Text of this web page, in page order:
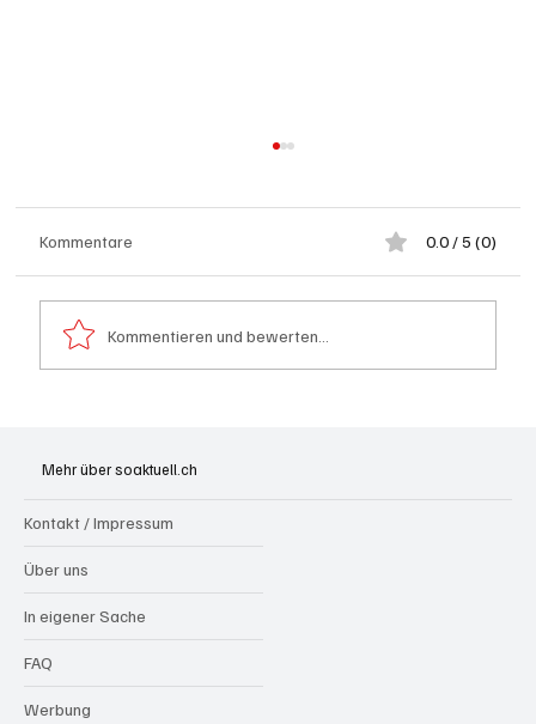
Kommentare 0.0 / 5 (0)
Kommentieren und bewerten...
Mehr über soaktuell.ch
Kontakt / Impressum
Über uns
In eigener Sache
FAQ
Werbung